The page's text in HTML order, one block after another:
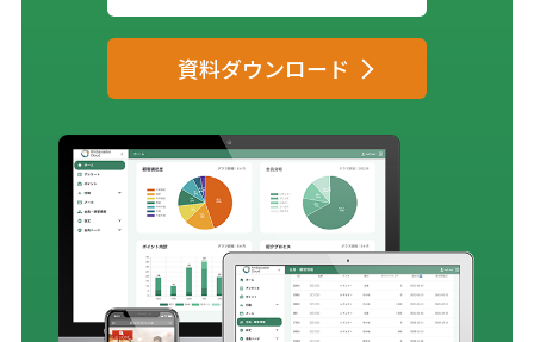
資料ダウンロード